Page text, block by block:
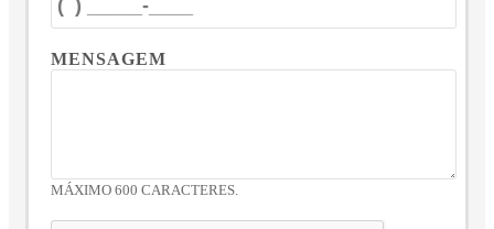
MENSAGEM
MÁXIMO 600 CARACTERES.